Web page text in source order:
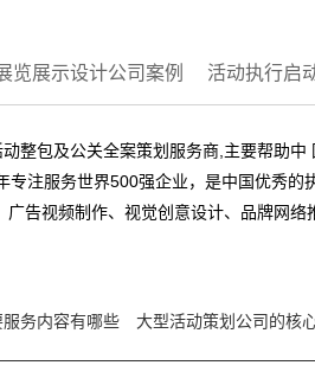
览展示设计公司案例 活动执行启
整包及公关全案策划服务商,主要帮助
注服务世界500强企业，是中国优秀
告视频制作、视觉创意设计、品牌网
务内容有哪些 大型活动策划公司的核